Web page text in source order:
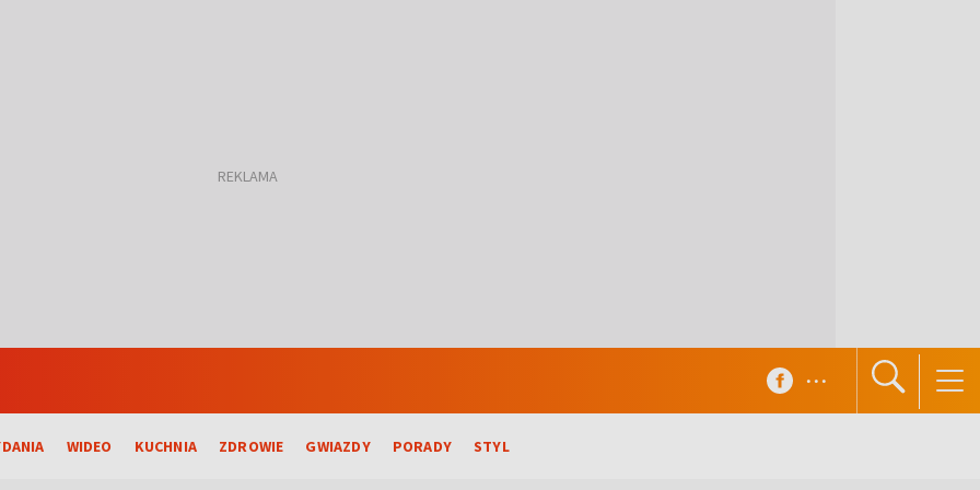
WIDEO KUCHNIA ZDROWIE GWIAZDY PORADY STYL
...